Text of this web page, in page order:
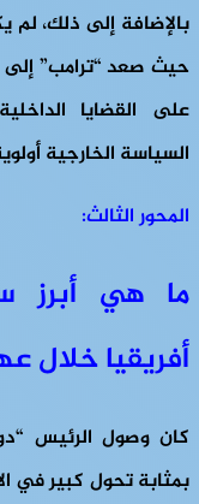
بالإضافة إلى ذلك،
حيث صعد “ترامب” إلى
على القضايا
السياسة الخارجية
المحور الثالث:
ما هي أبرز
أفريقيا خلال
كان وصول الرئيس
بمثابة تحول كبير في